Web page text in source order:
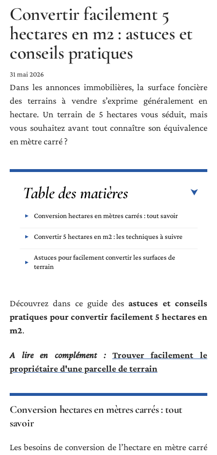
Convertir facilement 5
hectares en m2 : astuces et
conseils pratiques
31 mai 2026
Dans les annonces immobilières, la surface foncière
des terrains à vendre s’exprime généralement en
hectare. Un terrain de 5 hectares vous séduit, mais
vous souhaitez avant tout connaître son équivalence
en mètre carré ?
Table des matières
Conversion hectares en mètres carrés : tout savoir
Convertir 5 hectares en m2 : les techniques à suivre
Astuces pour facilement convertir les surfaces de
terrain
Découvrez dans ce guide desastuces et conseils
pratiques pour convertir facilement 5 hectares en
m2.
A lire en complément :
Trouver facilement le
propriétaire d'une parcelle de terrain
Conversion hectares en mètres carrés : tout
savoir
Les besoins de conversion de l’hectare en mètre carré